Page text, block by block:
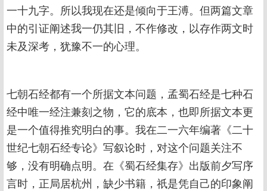
一十九字。所以我现在还是倾向于王溥。但两篇文章
中的引证阐述我一仍其旧，不作修改，以存作两文时
未及深考，犹豫不一的心理。
七朝石经都有一个所据文本问题，孟蜀石经是七种石
经中唯一经注兼刻之物，它的底本，也即所据文本更
是一个值得推究明白的事。我在二一六年编著《二十
世纪七朝石经专论》写叙论时，对这个问题关注不
够，没有明确点明。在《蜀石经集存》出版前夕写序
言时，正局居杭州，缺少书籍，祇是凭自己的印象阐